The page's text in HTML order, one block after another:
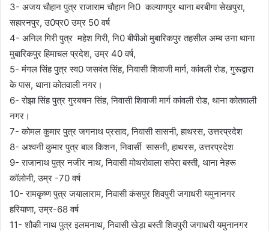
3- अजय चौहान पुत्र राजाराम चौहान नि0 कल्याणपुर थाना बरबीगा सेखपुरा,
सहारनपुर, उ0प्र0 उम्र 50 वर्ष
4- अनिल गिरी पुत्र महेश गिरी, नि0 बीपीओ मुबारिकपुर तहसील अम्ब उना थाना
मुबारिकपुर हिमाचल प्रदेश, उम्र 40 वर्ष,
5- मंगल सिंह पुत्र स्व0 जसवंत सिंह, निवासी शिवाजी मार्ग, कांवली रोड, गुरूद्वारा
के पास, थाना कोतवाली नगर।
6- रोझा सिंह पुत्र गुरबचन सिंह, निवासी शिवाजी मार्ग कांवली रोड, थाना कोतवाली
नगर।
7- कोमल कुमार पुत्र जगनाथ प्रसाद, निवासी सासनी, हाथरस, उत्तरप्रदेश
8- अश्वनी कुमार पुत्र बाल किशन, निवार्सी सासनी, हाथरस, उत्तरप्रदेश
9- राजानाथ पुत्र नजीर नाथ, निवासी मोथरोवाला सपेरा बस्ती, थाना नेहरू
कॉलोनी, उम्र -70 वर्ष
10- रामकृष्ण पुत्र जयालाराम, निवासी कंसपुर शिवपुरी जगाधरी यमुनानगर
हरियाणा, उम्र-68 वर्ष
11- शौकी नाथ पुत्र इलमनाथ, निवासी खेड़ा बस्ती शिवपुरी जगाधरी यमुनानगर